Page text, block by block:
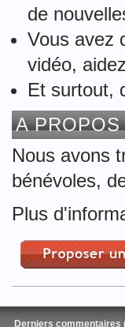
de
Vous avez
vidéo,
Et surtout,
A
Nous avons
bénévoles,
Plus
Derniers commentaires